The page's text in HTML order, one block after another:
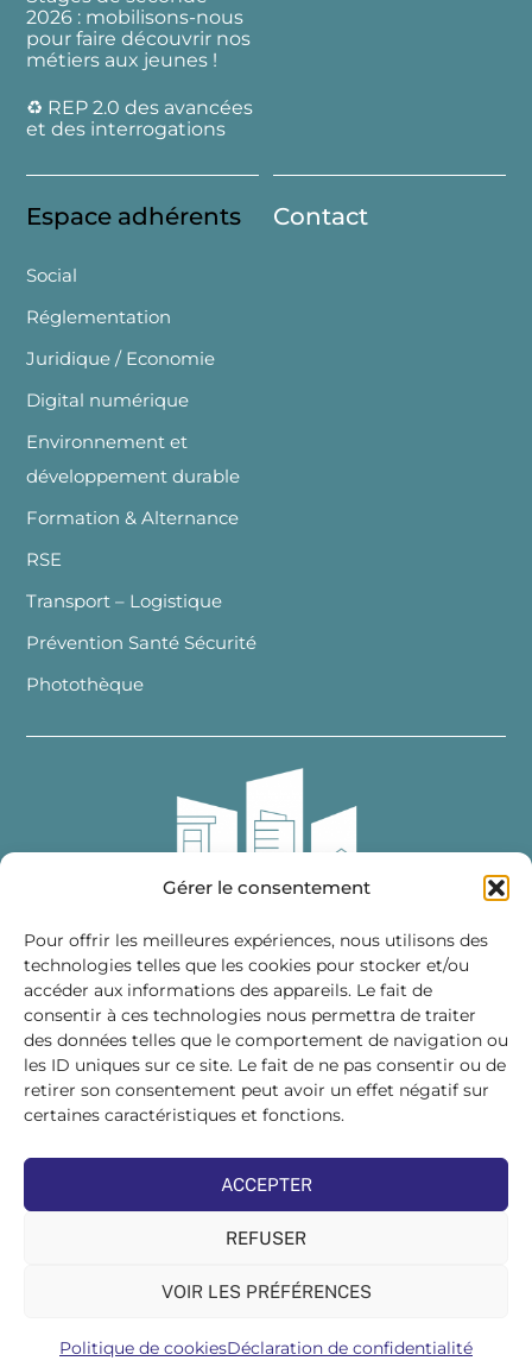
Gérer le consentement
Pour offrir les meilleures expériences, nous utilisons des
technologies telles que les cookies pour stocker et/ou
accéder aux informations des appareils. Le fait de
consentir à ces technologies nous permettra de traiter
des données telles que le comportement de navigation ou
les ID uniques sur ce site. Le fait de ne pas consentir ou de
retirer son consentement peut avoir un effet négatif sur
certaines caractéristiques et fonctions.
ACCEPTER
REFUSER
VOIR LES PRÉFÉRENCES
Politique de cookiesDéclaration de confidentialité
2026 : mobilisons-nous
pour faire découvrir nos
métiers aux jeunes !
♻️ REP 2.0 des avancées
et des interrogations
Espace adhérents
Social
Réglementation
Juridique / Economie
Digital numérique
Environnement et
développement durable
Formation & Alternance
RSE
Transport – Logistique
Prévention Santé Sécurité
Photothèque
Contact
Fédération des Distributeurs
de Matériaux de Construction
215 bis, boulevard Saint-Germain
75007 PARIS
Tél : 01 45 48 28 44
Suivez-nous sur les réseaux sociaux :